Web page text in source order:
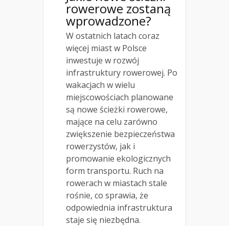
rowerowe zostaną
wprowadzone?
W ostatnich latach coraz
więcej miast w Polsce
inwestuje w rozwój
infrastruktury rowerowej. Po
wakacjach w wielu
miejscowościach planowane
są nowe ścieżki rowerowe,
mające na celu zarówno
zwiększenie bezpieczeństwa
rowerzystów, jak i
promowanie ekologicznych
form transportu. Ruch na
rowerach w miastach stale
rośnie, co sprawia, że
odpowiednia infrastruktura
staje się niezbędna.